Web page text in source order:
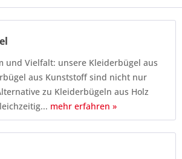
und Vielfalt: unsere Kleiderbügel aus
aus Kunststoff sind nicht nur
zu Kleiderbügeln aus Holz
mehr erfahren »